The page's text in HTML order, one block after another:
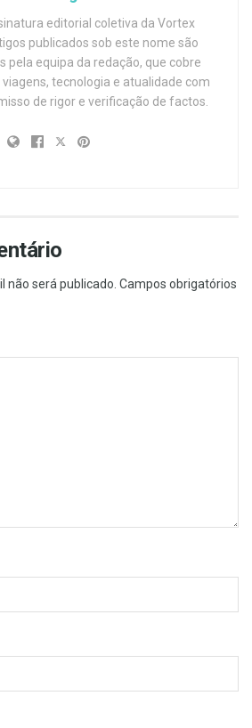
editorial coletiva da Vortex
publicados sob este nome são
pela equipa da redação, que cobre
tecnologia e atualidade com
de rigor e verificação de factos.
não será publicado. Campos obrigatórios